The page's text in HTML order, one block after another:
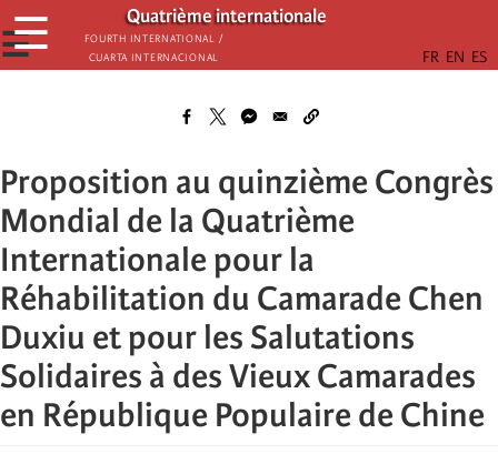
Παράκαμψη
προς
το
Quatrième internationale
Fourth International /
Cuarta Internacional
☰
☰
Proposition au quinzième Congrès
Mondial de la Quatrième
Internationale pour la
Réhabilitation du Camarade Chen
Duxiu et pour les Salutations
Solidaires à des Vieux Camarades
en République Populaire de Chine